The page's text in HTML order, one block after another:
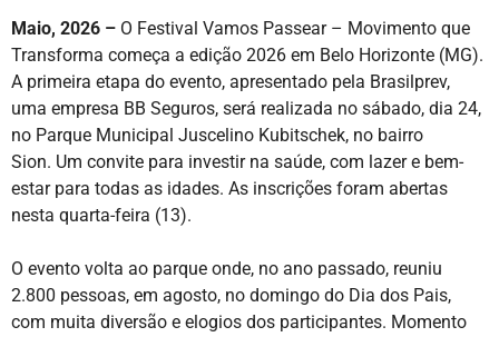
Maio, 2026 – O Festival Vamos Passear – Movimento que
Transforma começa a edição 2026 em Belo Horizonte (MG).
A primeira etapa do evento, apresentado pela Brasilprev,
uma empresa BB Seguros, será realizada no sábado, dia 24,
no Parque Municipal Juscelino Kubitschek, no bairro
Sion. Um convite para investir na saúde, com lazer e bem-
estar para todas as idades. As inscrições foram abertas
nesta quarta-feira (13).
O evento volta ao parque onde, no ano passado, reuniu
2.800 pessoas, em agosto, no domingo do Dia dos Pais,
com muita diversão e elogios dos participantes. Momento